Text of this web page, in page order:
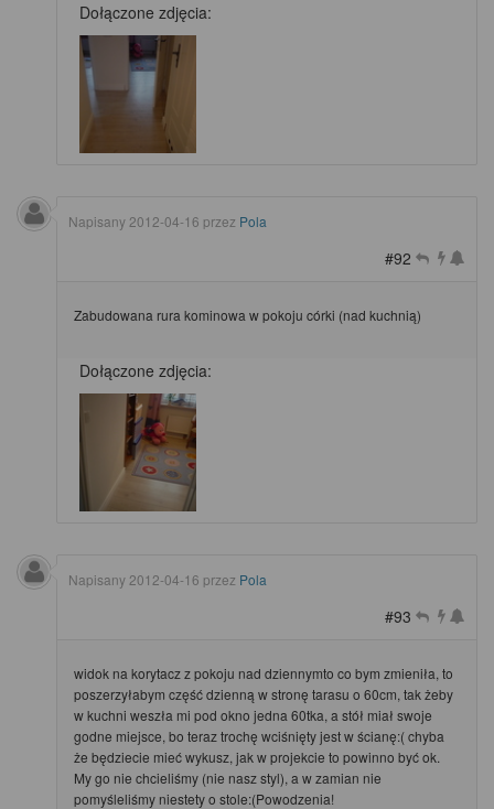
Dołączone zdjęcia:
Napisany 2012-04-16 przez Pola
#92
Zabudowana rura kominowa w pokoju córki (nad kuchnią)
Dołączone zdjęcia:
Napisany 2012-04-16 przez Pola
#93
widok na korytacz z pokoju nad dziennymto co bym zmieniła, to
poszerzyłabym część dzienną w stronę tarasu o 60cm, tak żeby
w kuchni weszła mi pod okno jedna 60tka, a stół miał swoje
godne miejsce, bo teraz trochę wciśnięty jest w ścianę:( chyba
że będziecie mieć wykusz, jak w projekcie to powinno być ok.
My go nie chcieliśmy (nie nasz styl), a w zamian nie
pomyśleliśmy niestety o stole:(Powodzenia!